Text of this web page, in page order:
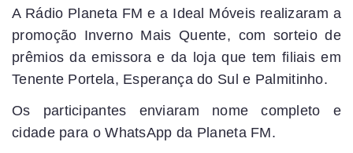
A Rádio Planeta FM e a Ideal Móveis realizaram a
promoção Inverno Mais Quente, com sorteio de
prêmios da emissora e da loja que tem filiais em
Tenente Portela, Esperança do Sul e Palmitinho.
Os participantes enviaram nome completo e
cidade para o WhatsApp da Planeta FM.